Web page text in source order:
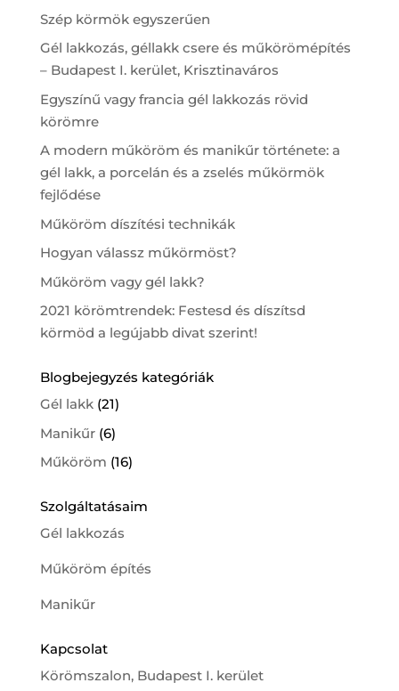
Szép körmök egyszerűen
Gél lakkozás, géllakk csere és műkörömépítés
– Budapest I. kerület, Krisztinaváros
Egyszínű vagy francia gél lakkozás rövid
körömre
A modern műköröm és manikűr története: a
gél lakk, a porcelán és a zselés műkörmök
fejlődése
Műköröm díszítési technikák
Hogyan válassz műkörmöst?
Műköröm vagy gél lakk?
2021 körömtrendek: Festesd és díszítsd
körmöd a legújabb divat szerint!
Blogbejegyzés kategóriák
Gél lakk(21)
Manikűr(6)
Műköröm (16)
Szolgáltatásaim
Gél lakkozás
Műköröm építés
Manikűr
Kapcsolat
Körömszalon, Budapest I. kerület